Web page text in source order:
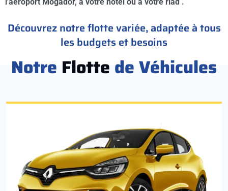
Découvrez notre flotte variée, adaptée à tous
les budgets et besoins
Notre Flotte de Véhicules